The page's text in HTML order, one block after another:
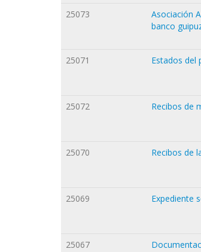
25073
Asociación
banco
25071 Estados del
25072 Recibos de
25070 Recibos de
25069 Expediente
25067